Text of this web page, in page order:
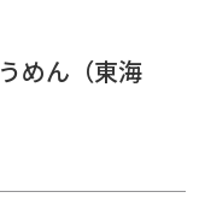
めん（東海